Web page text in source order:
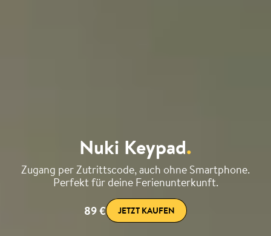
Nuki Keypad.
Zugang per Zutrittscode, auch ohne Smartphone.
Perfekt für deine Ferienunterkunft.
89 €
JETZT KAUFEN